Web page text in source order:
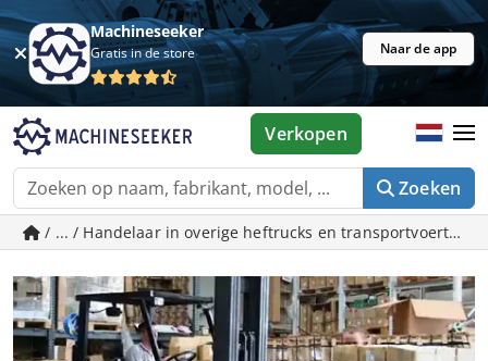
Machineseeker
Gratis in de store Naar de app
Zoeken
Verkopen
/ ... / Handelaar in overige heftrucks en